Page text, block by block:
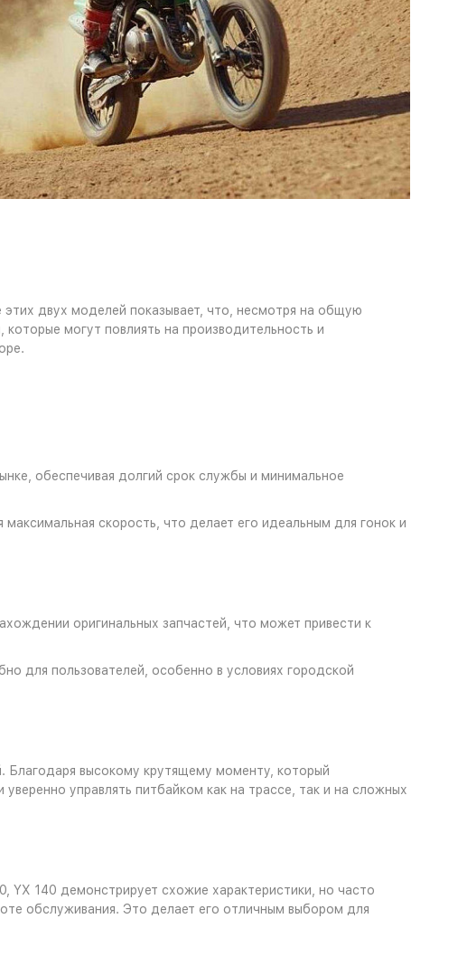
этих двух моделей показывает, что, несмотря на общую
могут повлиять на производительность и
обеспечивая долгий срок службы и минимальное
максимальная скорость, что делает его идеальным для гонок и
оригинальных запчастей, что может привести к
для пользователей, особенно в условиях городской
Благодаря высокому крутящему моменту, который
управлять питбайком как на трассе, так и на сложных
YX 140 демонстрирует схожие характеристики, но часто
обслуживания. Это делает его отличным выбором для